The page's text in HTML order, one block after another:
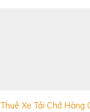
Thuê Xe Tải Chở Hàng